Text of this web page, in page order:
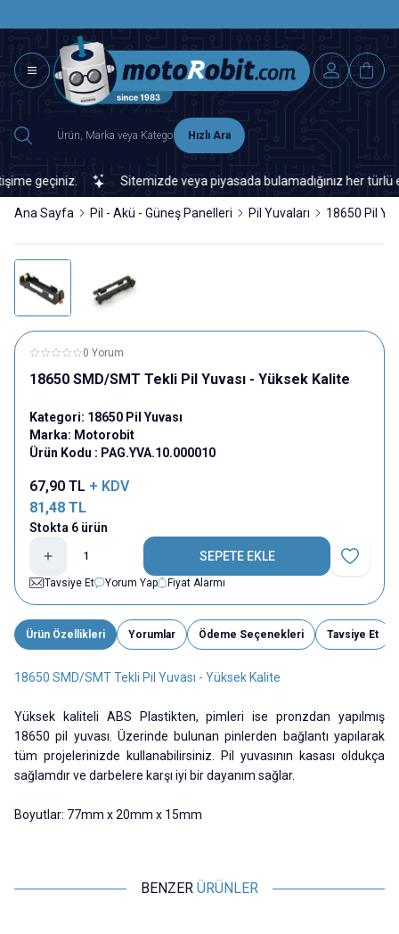
Hızlı Ara
geçiniz. Sitemizde veya piyasada bulamadığınız her türlü
Ana Sayfa Pil - Akü - Güneş Panelleri Pil Yuvaları 18650 Pil
0 Yorum
18650 SMD/SMT Tekli Pil Yuvası - Yüksek Kalite
Kategori: 18650 Pil Yuvası
Marka: Motorobit
Ürün Kodu : PAG.YVA.10.000010
67,90 TL + KDV
81,48 TL
Stokta 6 ürün
SEPETE EKLE
Favoriye
Tavsiye Et
Yorum Yap Fiyat Alarmı
Ürün Özellikleri Yorumlar Ödeme Seçenekleri Tavsiye Et
18650 SMD/SMT Tekli Pil Yuvası - Yüksek Kalite
Yüksek kaliteli ABS Plastikten, pimleri ise pronzdan yapılmış
18650 pil yuvası. Üzerinde bulunan pinlerden bağlantı yapılarak
tüm projelerinizde kullanabilirsiniz. Pil yuvasının kasası oldukça
sağlamdır ve darbelere karşı iyi bir dayanım sağlar.
Boyutlar: 77mm x 20mm x 15mm
BENZER ÜRÜNLER